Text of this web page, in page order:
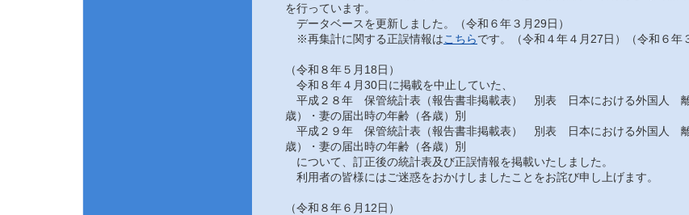
を行っています。
データベースを更新しました。（令和６年３月29日）
※再集計に関する正誤情報はこちらです。（令和４年４月27日）（令和６年
（令和８年５月18日）
令和８年４月30日に掲載を中止していた、
平成２８年 保管統計表（報告書非掲載表） 別表 日本における外国人
歳）・妻の届出時の年齢（各歳）別
平成２９年 保管統計表（報告書非掲載表） 別表 日本における外国人
歳）・妻の届出時の年齢（各歳）別
について、訂正後の統計表及び正誤情報を掲載いたしました。
利用者の皆様にはご迷惑をおかけしましたことをお詫び申し上げます。
（令和８年６月12日）